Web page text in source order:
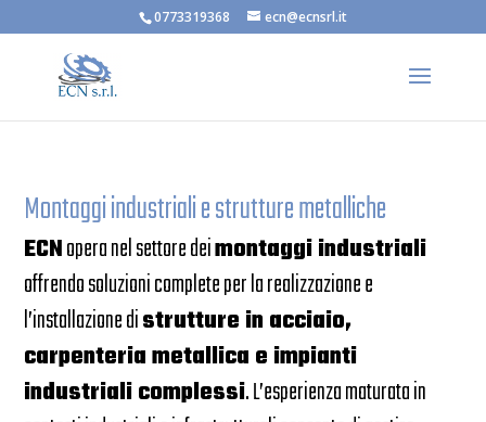
0773319368 ecn@ecnsrl.it
Montaggi industriali e strutture metalliche
ECNopera nel settore deimontaggi industriali
offrendo soluzioni complete per la realizzazione e
l’installazione distrutture in acciaio,
carpenteria metallica e impianti
industriali complessi. L’esperienza maturata in